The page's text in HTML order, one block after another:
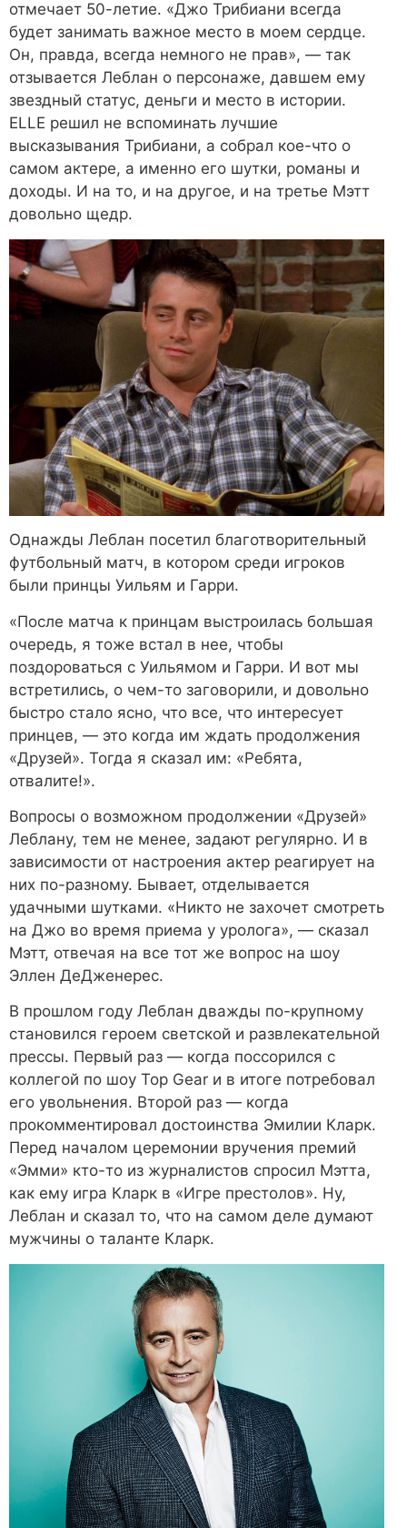
отмечает 50-летие. «Джо Трибиани всегда
будет занимать важное место в моем сердце.
Он, правда, всегда немного не прав», — так
отзывается Леблан о персонаже, давшем ему
звездный статус, деньги и место в истории.
ELLE решил не вспоминать лучшие
высказывания Трибиани, а собрал кое-что о
самом актере, а именно его шутки, романы и
доходы. И на то, и на другое, и на третье Мэтт
довольно щедр.
Однажды Леблан посетил благотворительный
футбольный матч, в котором среди игроков
были принцы Уильям и Гарри.
«После матча к принцам выстроилась большая
очередь, я тоже встал в нее, чтобы
поздороваться с Уильямом и Гарри. И вот мы
встретились, о чем-то заговорили, и довольно
быстро стало ясно, что все, что интересует
принцев, — это когда им ждать продолжения
«Друзей». Тогда я сказал им: «Ребята,
отвалите!».
Вопросы о возможном продолжении «Друзей»
Леблану, тем не менее, задают регулярно. И в
зависимости от настроения актер реагирует на
них по-разному. Бывает, отделывается
удачными шутками. «Никто не захочет смотреть
на Джо во время приема у уролога», — сказал
Мэтт, отвечая на все тот же вопрос на шоу
Эллен ДеДженерес.
В прошлом году Леблан дважды по-крупному
становился героем светской и развлекательной
прессы. Первый раз — когда поссорился с
коллегой по шоу Top Gear и в итоге потребовал
его увольнения. Второй раз — когда
прокомментировал достоинства Эмилии Кларк.
Перед началом церемонии вручения премий
«Эмми» кто-то из журналистов спросил Мэтта,
как ему игра Кларк в «Игре престолов». Ну,
Леблан и сказал то, что на самом деле думают
мужчины о таланте Кларк.